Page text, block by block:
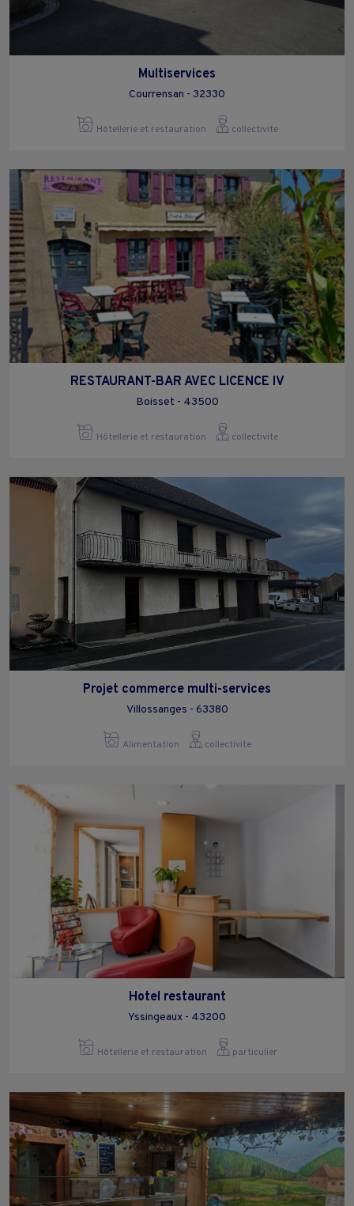
Multiservices
Courrensan - 32330
Hôtellerie et restauration collectivite
RESTAURANT-BAR AVEC LICENCE IV
Boisset - 43500
Hôtellerie et restauration collectivite
Projet commerce multi-services
Villossanges - 63380
Alimentation collectivite
Hotel restaurant
Yssingeaux - 43200
Hôtellerie et restauration particulier